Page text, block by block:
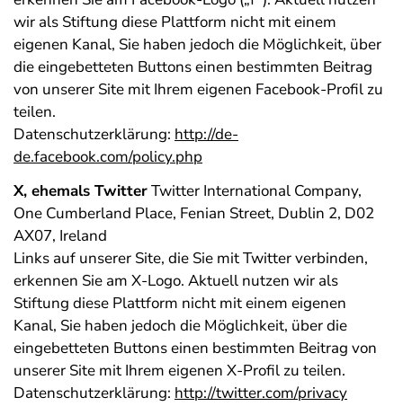
wir als Stiftung diese Plattform nicht mit einem
eigenen Kanal, Sie haben jedoch die Möglichkeit, über
die eingebetteten Buttons einen bestimmten Beitrag
von unserer Site mit Ihrem eigenen Facebook-Profil zu
teilen.
Datenschutzerklärung: http://de-
de.facebook.com/policy.php
X, ehemals TwitterTwitter International Company,
One Cumberland Place, Fenian Street, Dublin 2, D02
AX07, Ireland
Links auf unserer Site, die Sie mit Twitter verbinden,
erkennen Sie am X-Logo. Aktuell nutzen wir als
Stiftung diese Plattform nicht mit einem eigenen
Kanal, Sie haben jedoch die Möglichkeit, über die
eingebetteten Buttons einen bestimmten Beitrag von
unserer Site mit Ihrem eigenen X-Profil zu teilen.
Datenschutzerklärung: http://twitter.com/privacy